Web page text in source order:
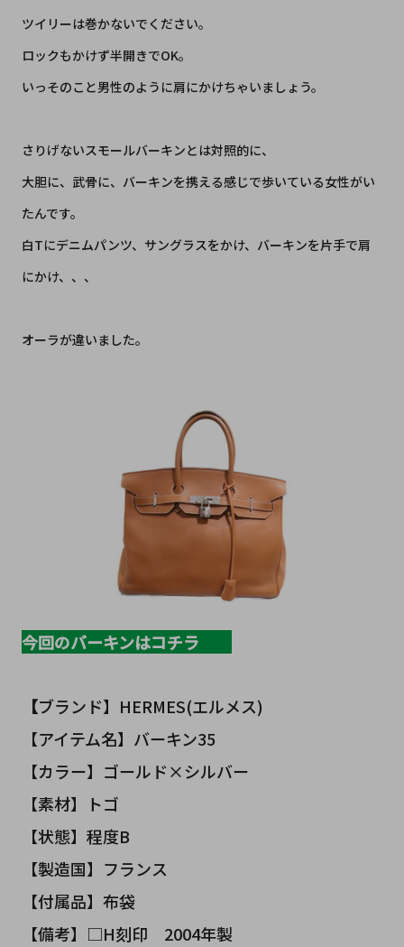
ツイリーは巻かないでください。
ロックもかけず半開きでOK。
いっそのこと男性のように肩にかけちゃいましょう。
さりげないスモールバーキンとは対照的に、
大胆に、武骨に、バーキンを携える感じで歩いている女性がい
たんです。
白Tにデニムパンツ、サングラスをかけ、バーキンを片手で肩
にかけ、、、
オーラが違いました。
今回のバーキンはコチラ
【ブランド】HERMES(エルメス)
【アイテム名】バーキン35
【カラー】ゴールド×シルバー
【素材】トゴ
【状態】程度B
【製造国】フランス
【付属品】布袋
【備考】□H刻印 2004年製